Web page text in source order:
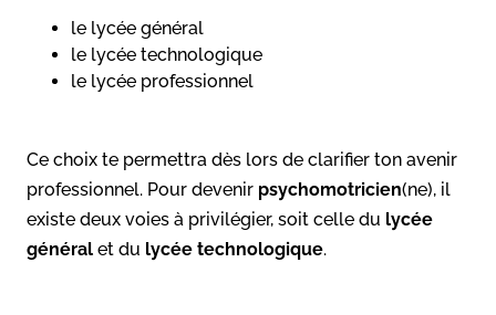
le lycée général
le lycée technologique
le lycée professionnel
Ce choix te permettra dès lors de clarifier ton avenir
professionnel. Pour devenir psychomotricien(ne), il
existe deux voies à privilégier, soit celle du lycée
général et du lycée technologique.